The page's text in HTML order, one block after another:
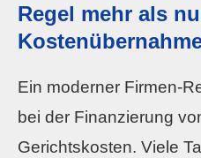
Regel mehr als
Ein moderner Firmen-
bei der Finanzierung
Gerichtskosten. Viele